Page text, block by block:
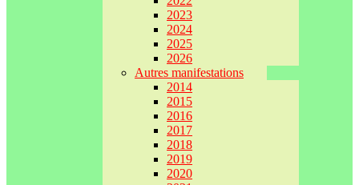
2023
2024
2025
2026
Autres manifestations
2014
2015
2016
2017
2018
2019
2020